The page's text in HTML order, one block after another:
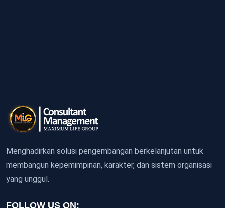
Menghadirkan solusi pengembangan berkelanjutan untuk
membangun kepemimpinan, karakter, dan sistem organisasi
yang unggul.
FOLLOW US ON: